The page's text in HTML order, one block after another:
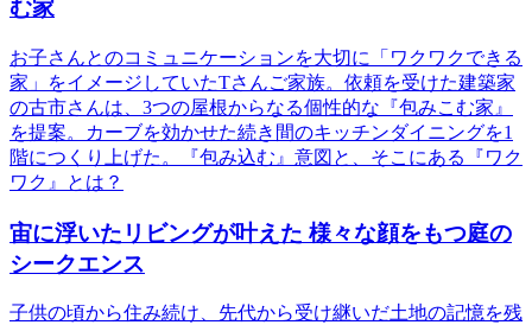
む家
お子さんとのコミュニケーションを大切に「ワクワクできる
家」をイメージしていたTさんご家族。依頼を受けた建築家
の古市さんは、3つの屋根からなる個性的な『包みこむ家』
を提案。カーブを効かせた続き間のキッチンダイニングを1
階につくり上げた。『包み込む』意図と、そこにある『ワク
ワク』とは？
宙に浮いたリビングが叶えた 様々な顔をもつ庭の
シークエンス
子供の頃から住み続け、先代から受け継いだ土地の記憶を残